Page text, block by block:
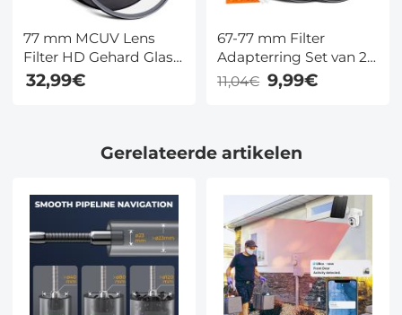
77 mm MCUV Lens
Filter HD Gehard Glas
MCUV Ultraviolet 28
32,99€
67-77 mm Filter
Adapterring Set van 2
met Reinigingsdoekje
11,04€ 9,99€
Gerelateerde artikelen